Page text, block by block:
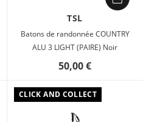
TSL
Batons de randonnée COUNTRY
ALU 3 LIGHT (PAIRE) Noir
50,00 €
CLICK AND COLLECT